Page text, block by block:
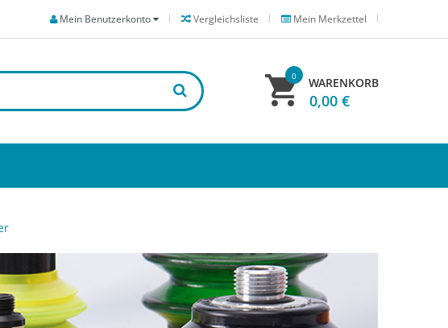
Mein Merkzettel
Vergleichsliste
Mein Benutzerkonto
WARENKORB
0
0,00 €